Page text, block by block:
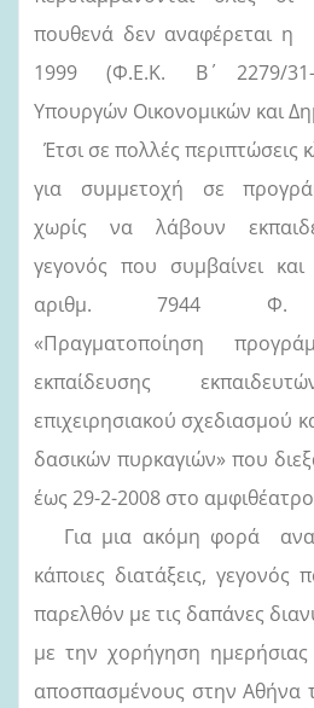
πουθενά δεν αναφέρεται η
1999 (Φ.Ε.Κ. Β΄ 2279/31-
Υπουργών Οικονομικών και
Έτσι σε πολλές περιπτώσεις
για συμμετοχή σε
χωρίς να λάβουν
γεγονός που συμβαίνει
αριθμ. 7944 Φ.
«Πραγματοποίηση
εκπαίδευσης
επιχειρησιακού σχεδιασμού
δασικών πυρκαγιών» που
έως 29-2-2008 στο
Για μια ακόμη φορά
κάποιες διατάξεις,
παρελθόν με τις δαπάνες
με την χορήγηση
αποσπασμένους στην Αθήνα